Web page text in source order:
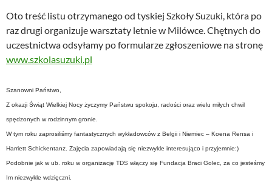
Oto treść listu otrzymanego od tyskiej Szkoły Suzuki, która po
raz drugi organizuje warsztaty letnie w Milówce. Chętnych do
uczestnictwa odsyłamy po formularze zgłoszeniowe na stronę
www.szkolasuzuki.pl
Szanowni Państwo,
Z okazji Świąt Wielkiej Nocy życzymy Państwu spokoju, radości oraz wielu miłych chwil
spędzonych w rodzinnym gronie.
W tym roku zaprosiliśmy fantastycznych wykładowców z Belgii i Niemiec – Koena Rensa i
Harriett Schickentanz. Zajęcia zapowiadają się niezwykle interesująco i przyjemnie:)
Podobnie jak w ub. roku w organizację TDS włączy się Fundacja Braci Golec, za co jesteśmy
Im niezwykle wdzięczni.